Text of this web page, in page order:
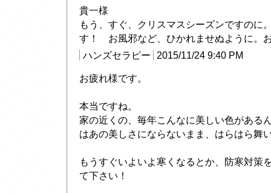
貴一様
もう、すぐ、クリスマスシーズンですのに
す！ お風邪など、ひかれませぬように。
ハンズセラピー
2015/11/24 9:40 PM
お疲れ様です。
本当ですね。
家の近くの、毎年こんなに美しい色がある
はあの美しさにならないまま、はらはら舞
もうすぐいよいよ寒くなるとか、防寒対策
て下さい！